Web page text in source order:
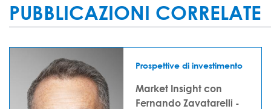
PUBBLICAZIONI CORRELATE
Prospettive di investimento
Market Insight con
Fernando Zavatarelli -